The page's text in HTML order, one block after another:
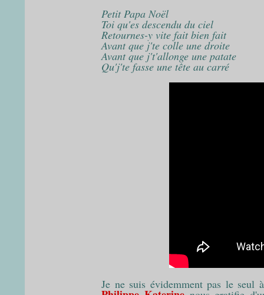
Petit Papa Noël
Toi qu'es descendu du ciel
Retournes-y vite fait bien fait
Avant que j'te colle une droite
Avant que j't'allonge une patate
Qu'j'te fasse une tête au carré
Je ne suis évidemment pas le seul